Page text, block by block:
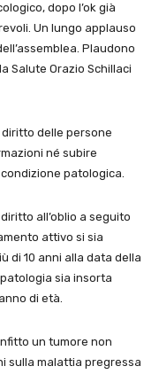
dopo l’ok già
Un lungo applauso
Plaudono
Salute Orazio Schillaci
delle persone
né subire
patologica.
all’oblio a seguito
attivo si sia
di 10 anni alla data della
sia insorta
di età.
un tumore non
sulla malattia pregressa